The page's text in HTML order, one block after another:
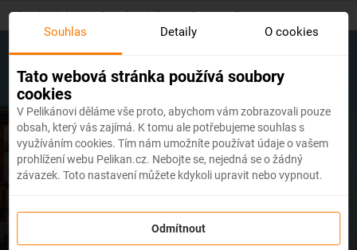
Skip
content
Hlavní stránka / Dovolená Itálie / Dovolená Florencia
Toskánsko
Dovolená Florencia 2026
Souhlas Detaily O cookies
Tato webová stránka používá soubory
cookies
V Pelikánovi děláme vše proto, abychom vám zobrazovali pouze
obsah, který vás zajímá. K tomu ale potřebujeme souhlas s
využíváním cookies. Tím nám umožníte používat údaje o vašem
prohlížení webu Pelikan.cz. Nebojte se, nejedná se o žádný
závazek. Toto nastavení můžete kdykoli upravit nebo vypnout.
Odmítnout